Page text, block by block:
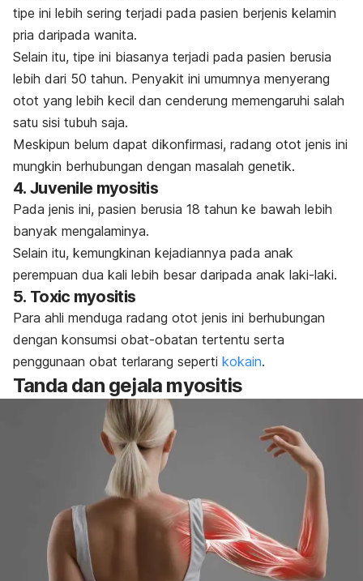
tipe ini lebih sering terjadi pada pasien berjenis kelamin
pria daripada wanita.
Selain itu, tipe ini biasanya terjadi pada pasien berusia
lebih dari 50 tahun. Penyakit ini umumnya menyerang
otot yang lebih kecil dan cenderung memengaruhi salah
satu sisi tubuh saja.
Meskipun belum dapat dikonfirmasi, radang otot jenis ini
mungkin berhubungan dengan masalah genetik.
4. Juvenile myositis
Pada jenis ini, pasien berusia 18 tahun ke bawah lebih
banyak mengalaminya.
Selain itu, kemungkinan kejadiannya pada anak
perempuan dua kali lebih besar daripada anak laki-laki.
5. Toxic myositis
Para ahli menduga radang otot jenis ini berhubungan
dengan konsumsi obat-obatan tertentu serta
penggunaan obat terlarang seperti kokain.
Tanda dan gejala myositis